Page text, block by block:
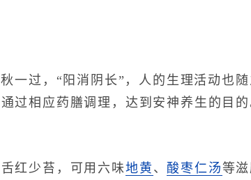
过，“阳消阴长”，人的生理活动也随
过相应药膳调理，达到安神养生的目的
红少苔，可用六味地黄 、 酸枣仁汤等